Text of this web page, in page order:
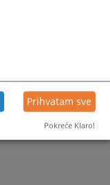
Prihvatam sve
Pokreće Klaro!